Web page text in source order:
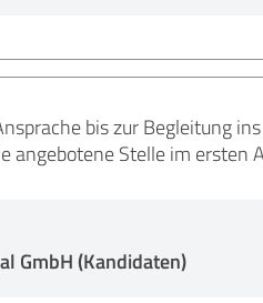
bis zur Begleitung
angebotene Stelle im ersten
GmbH (Kandidaten)